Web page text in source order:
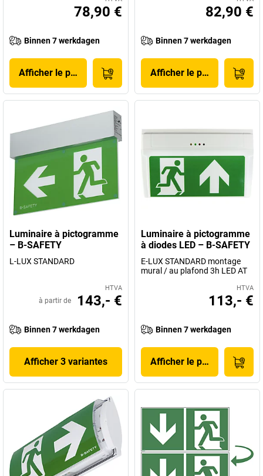
78,90 €
Binnen 7 werkdagen
Afficher le produit
82,90 €
Binnen 7 werkdagen
Afficher le produit
Luminaire à pictogramme
– B-SAFETY
L-LUX STANDARD
HTVA
à partir de 143,- €
Binnen 7 werkdagen
Afficher 3 variantes
Luminaire à pictogramme
à diodes LED – B-SAFETY
E-LUX STANDARD montage
mural / au plafond 3h LED AT
HTVA
113,- €
Binnen 7 werkdagen
Afficher le produit